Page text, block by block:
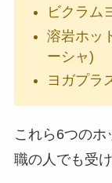
ビクラム
溶岩ホッ
ーシャ)
ヨガプラ
これら6つの
職の人でも受